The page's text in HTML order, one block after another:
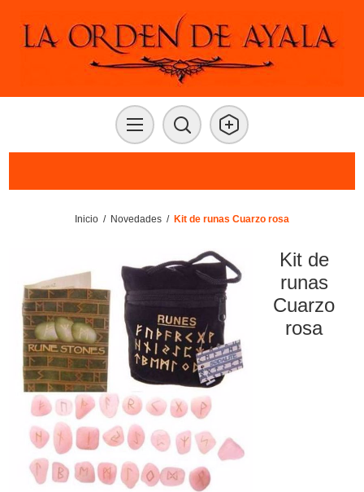
Inicio / Novedades / Kit de runas Cuarzo rosa
Kit de
runas
Cuarzo
rosa